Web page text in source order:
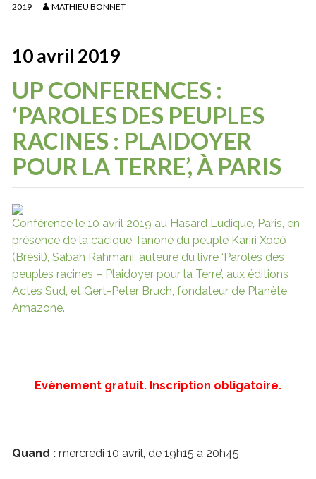
2019 MATHIEU BONNET
10 avril 2019
UP CONFERENCES :
‘PAROLES DES PEUPLES
RACINES : PLAIDOYER
POUR LA TERRE’, À PARIS
Conférence le 10 avril 2019 au Hasard Ludique, Paris, en
présence de la cacique Tanoné du peuple Kariri Xocó
(Brésil), Sabah Rahmani, auteure du livre ‘Paroles des
peuples racines – Plaidoyer pour la Terre’, aux éditions
Actes Sud, et Gert-Peter Bruch, fondateur de Planète
Amazone.
Evènement gratuit. Inscription obligatoire.
Quand :mercredi 10 avril, de 19h15 à 20h45